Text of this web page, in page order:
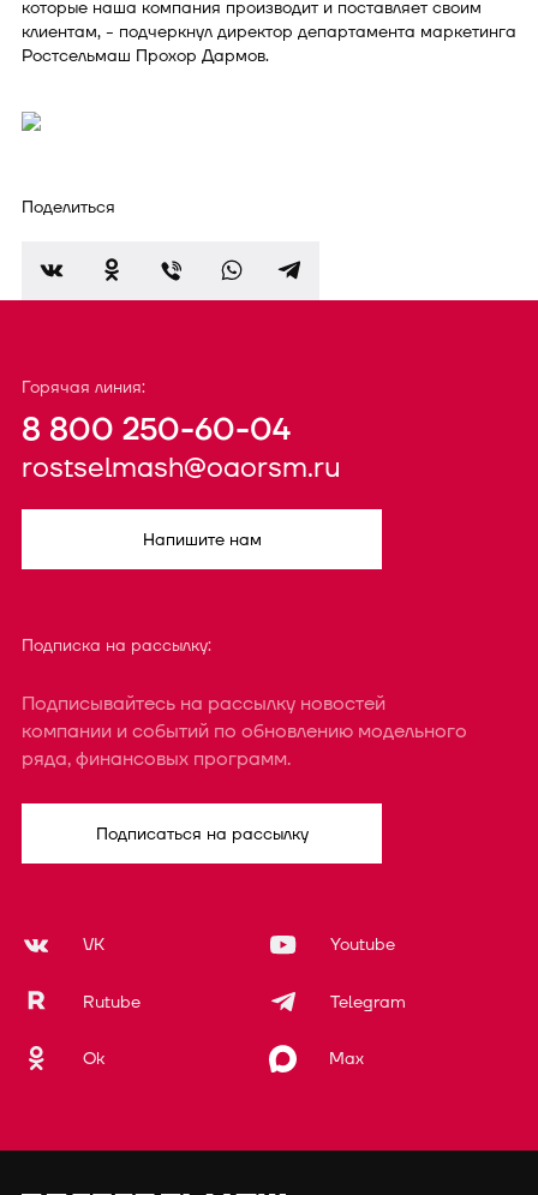
которые наша компания производит и поставляет своим
клиентам, - подчеркнул директор департамента маркетинга
Ростсельмаш Прохор Дармов.
Поделиться
Горячая линия:
8 800 250-60-04
rostselmash@oaorsm.ru
Напишите нам
Подписка на рассылку:
Подписывайтесь на рассылку новостей
компании и событий по обновлению модельного
ряда, финансовых программ.
Подписаться на рассылку
VK Youtube
Rutube Telegram
Ok Max